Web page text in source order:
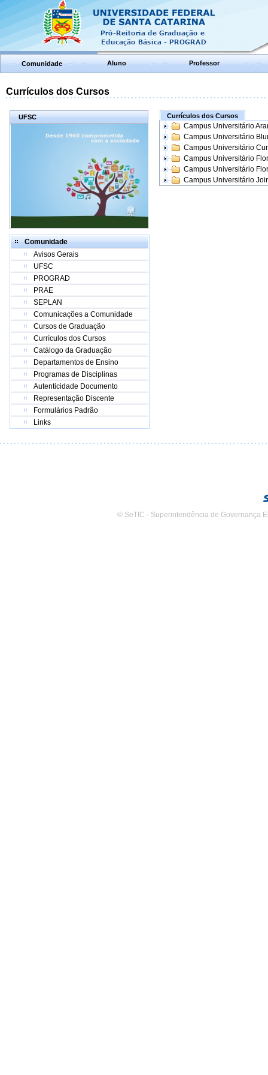
Comunidade Aluno Professor
Currículos dos Cursos
UFSC
Comunidade
Avisos Gerais
UFSC
PROGRAD
PRAE
SEPLAN
Comunicações a Comunidade
Cursos de Graduação
Currículos dos Cursos
Catálogo da Graduação
Departamentos de Ensino
Programas de Disciplinas
Autenticidade Documento
Representação Discente
Formulários Padrão
Links
Currículos dos Cursos
Campus Universitário
Campus Universitário
Campus Universitário
Campus Universitário
Campus Universitário
Campus Universitário
© SeTIC - Superintendência de Governança